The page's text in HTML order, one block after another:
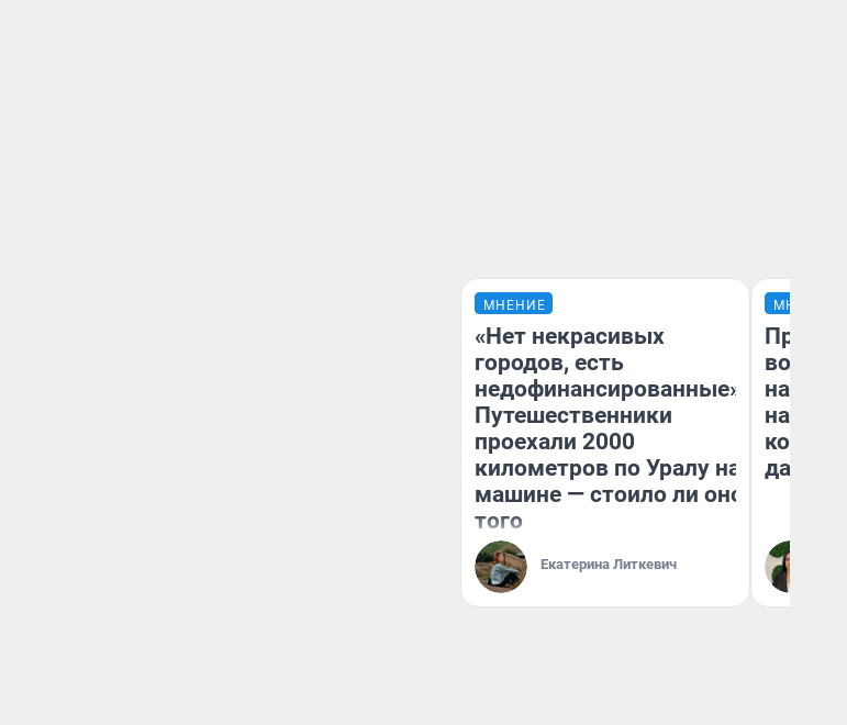
МНЕНИЕ
«Нет некрасивых
городов, есть
недофинансированные».
Путешественники
проехали 2000
километров по Уралу на
машине — стоило ли оно
того
Екатерина Литкевич
МНЕНИЕ
нам
даже